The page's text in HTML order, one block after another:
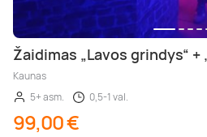
Žaidimas „Lavos grindys“ +
Kaunas
5+ asm.
0,5-1 val.
99,00 €